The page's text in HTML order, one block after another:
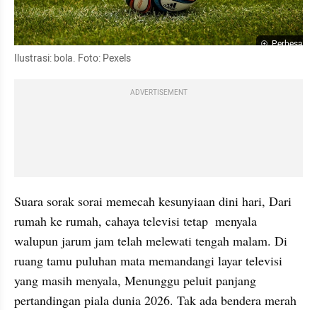
Perbesar
Ilustrasi: bola. Foto: Pexels
ADVERTISEMENT
Suara sorak sorai memecah kesunyiaan dini hari, Dari
rumah ke rumah, cahaya televisi tetap  menyala
walupun jarum jam telah melewati tengah malam. Di
ruang tamu puluhan mata memandangi layar televisi
yang masih menyala, Menunggu peluit panjang
pertandingan piala dunia 2026. Tak ada bendera merah